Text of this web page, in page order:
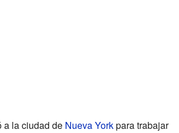
a la ciudad de Nueva Yorkpara trabajar